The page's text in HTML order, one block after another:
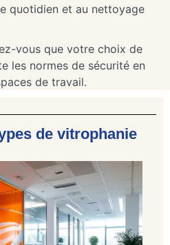
quotidien et au nettoyage
vous que votre choix de
les normes de sécurité en
de travail.
de vitrophanie